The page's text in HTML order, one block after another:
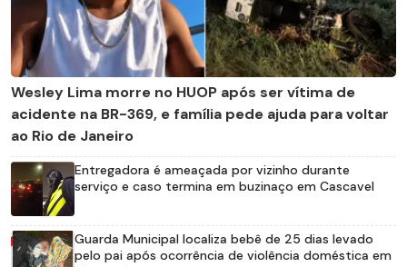
Wesley Lima morre no HUOP após ser vítima de
acidente na BR-369, e família pede ajuda para voltar
ao Rio de Janeiro
Entregadora é ameaçada por vizinho durante
serviço e caso termina em buzinaço em Cascavel
Guarda Municipal localiza bebê de 25 dias levado
pelo pai após ocorrência de violência doméstica em